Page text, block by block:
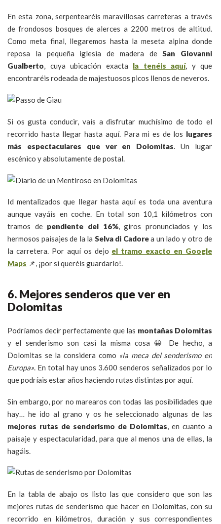
En esta zona, serpentearéis maravillosas carreteras a través
de frondosos bosques de alerces a 2200 metros de altitud.
Como meta final, llegaremos hasta la meseta alpina donde
reposa la pequeña iglesia de madera deSan Giovanni
Gualberto, cuya ubicación exacta la tenéis aquí, y que
encontraréis rodeada de majestuosos picos llenos de neveros.
Si os gusta conducir, vais a disfrutar muchísimo de todo el
recorrido hasta llegar hasta aquí. Para mi es de los lugares
más espectaculares que ver en Dolomitas. Un lugar
escénico y absolutamente de postal.
Id mentalizados que llegar hasta aquí es toda una aventura
aunque vayáis en coche. En total son 10,1 kilómetros con
tramos de pendiente del 16%, giros pronunciados y los
hermosos paisajes de la la Selva di Cadorea un lado y otro de
la carretera. Por aquí os dejo el tramo exacto en Google
Maps 📌, ¡por si queréis guardarlo!.
6. Mejores senderos que ver en
Dolomitas
Podríamos decir perfectamente que las montañas Dolomitas
y el senderismo son casi la misma cosa 😀 De hecho, a
Dolomitas se la considera como «la meca del senderismo en
Europa». En total hay unos 3.600 senderos señalizados por lo
que podríais estar años haciendo rutas distintas por aquí.
Sin embargo, por no marearos con todas las posibilidades que
hay… he ido al grano y os he seleccionado algunas de las
mejores rutas de senderismo de Dolomitas, en cuanto a
paisaje y espectacularidad, para que al menos una de ellas, la
hagáis.
En la tabla de abajo os listo las que considero que son las
mejores rutas de senderismo que hacer en Dolomitas, con su
recorrido en kilómetros, duración y sus correspondientes